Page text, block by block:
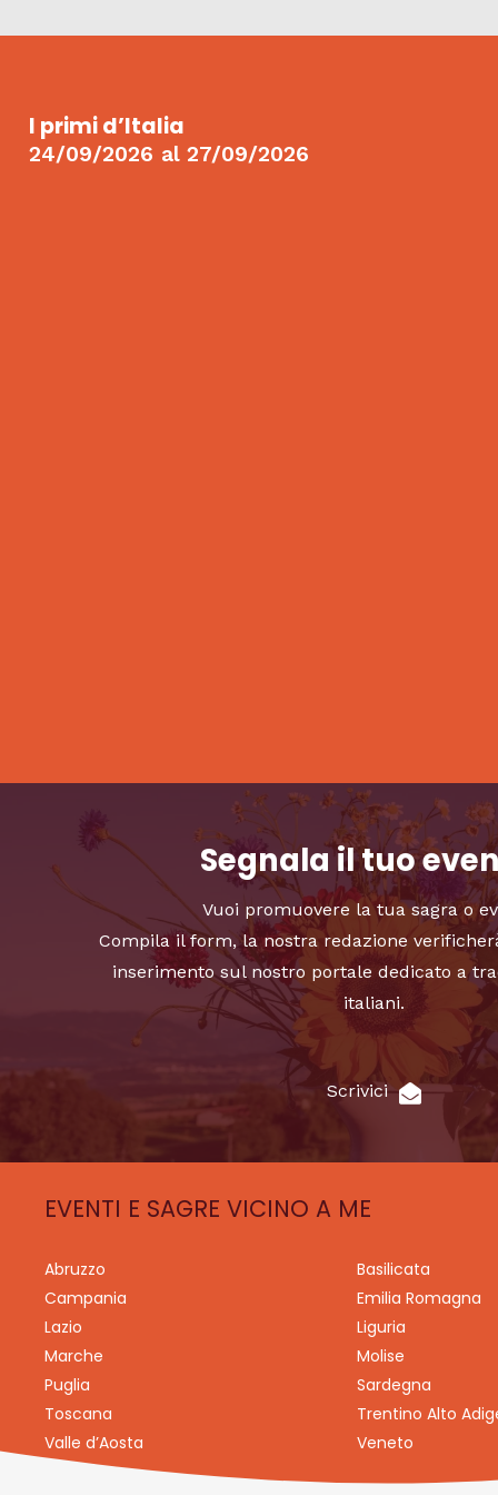
I primi d’Italia
24/09/2026 al27/09/2026
Segnala il tuo
Vuoi promuovere la tua sagra o
Compila il form, la nostra redazione
inserimento sul nostro portale dedicato a
italiani.
Scrivici
EVENTI E SAGRE VICINO A ME
Abruzzo Basilicata
Campania
Emilia Romagna
Lazio
Liguria
Marche
Molise
Puglia
Sardegna
Toscana
Trentino Alto
Valle d’Aosta
Veneto